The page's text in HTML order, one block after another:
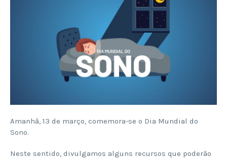
Amanhã, 13 de março, comemora-se o Dia Mundial do
Sono.
Neste sentido, divulgamos alguns recursos que poderão